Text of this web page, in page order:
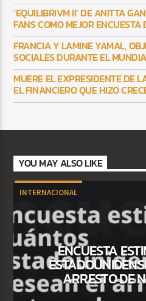
‘EQUILIBRIVM II’ DE ANITTA
FANS COMO MEJOR
FRANCIA Y LAMINE YAMAL,
SOCIALES DURANTE EL
MUERE EL EXPRESIDENTE DE
EL FINANCIERO QUE HIZO
YOU MAY ALSO LIKE
INTERNACIONAL
ENCUESTA
ARRESTO DE